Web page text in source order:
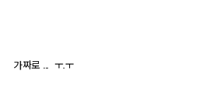
가짜로 ... ㅜ.ㅜ